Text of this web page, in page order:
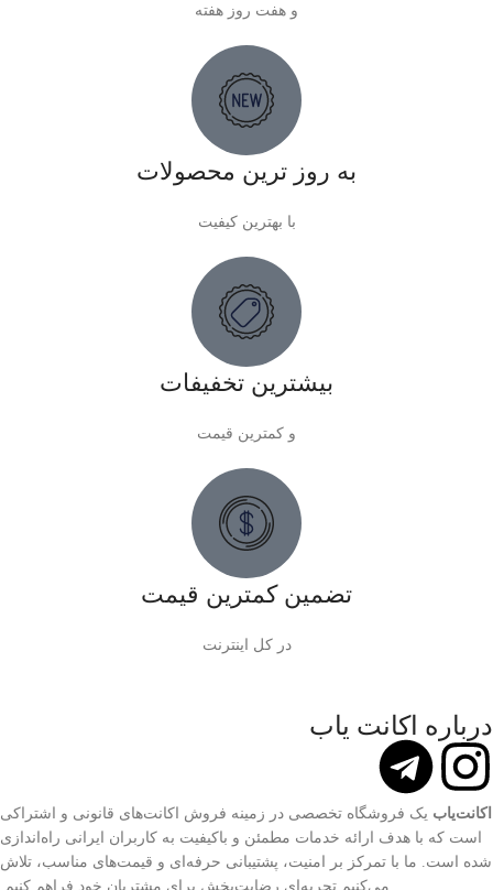
و هفت روز هفته
به روز ترین محصولات
با بهترین کیفیت
بیشترین تخفیفات
و کمترین قیمت
تضمین کمترین قیمت
در کل اینترنت
درباره اکانت یاب
اکانت‌یاب یک فروشگاه تخصصی در زمینه فروش اکانت‌های قانونی و اشتراکی
است که با هدف ارائه خدمات مطمئن و باکیفیت به کاربران ایرانی راه‌اندازی
شده است. ما با تمرکز بر امنیت، پشتیبانی حرفه‌ای و قیمت‌های مناسب، تلاش
می‌کنیم تجربه‌ای رضایت‌بخش برای مشتریان خود فراهم کنیم.